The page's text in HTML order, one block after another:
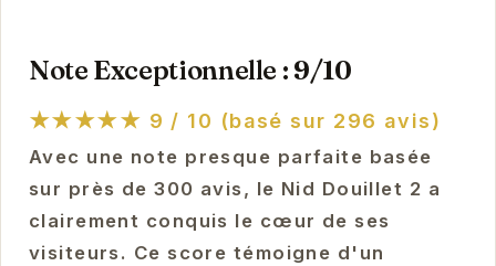
Note Exceptionnelle : 9/10
★★★★★ 9 / 10 (basé sur 296 avis)
Avec une note presque parfaite basée
sur près de 300 avis, le Nid Douillet 2 a
clairement conquis le cœur de ses
visiteurs. Ce score témoigne d'un